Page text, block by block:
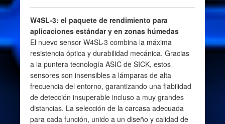
W4SL-3: el paquete de rendimiento para
aplicaciones estándar y en zonas húmedas
El nuevo sensor W4SL-3 combina la máxima
resistencia óptica y durabilidad mecánica. Gracias
a la puntera tecnología ASIC de SICK, estos
sensores son insensibles a lámparas de alta
frecuencia del entorno, garantizando una fiabilidad
de detección insuperable incluso a muy grandes
distancias. La selección de la carcasa adecuada
para cada función, unido a un diseño y calidad de